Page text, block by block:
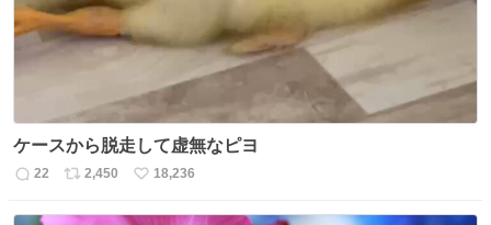
ケースから脱走して虚無なピヨ
返
22
リ
2,450
い
18,236